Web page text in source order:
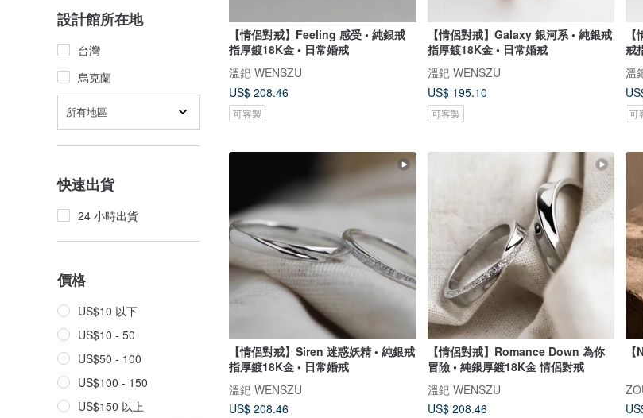
設計館所在地
台灣
烏克蘭
所有地區
快速出貨
24 小時出貨
價格
US$10 以下
US$10 - 50
US$50 - 100
US$100 - 150
US$150 以上
【情侶對戒】Feeling 感受 • 純銀戒
指厚鍍18K金 • 日常婚戒
溫釲 WENSZU
US$ 208.46
可客製
【情侶對戒】Galaxy 銀河系 • 純銀戒
指厚鍍18K金 • 日常婚戒
溫釲 WENSZU
US$ 195.10
可客製
戒
溫
可
【情侶對戒】Siren 迷惑妖精 • 純銀戒
指厚鍍18K金 • 日常婚戒
溫釲 WENSZU
US$ 208.46
【情侶對戒】Romance Down 為你
冒險 • 純銀厚鍍18K金 情侶對戒
溫釲 WENSZU
US$ 208.46